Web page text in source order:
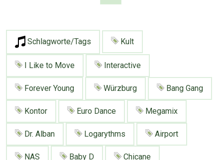
Schlagworte/Tags Kult
I Like to Move Interactive
Forever Young Würzburg Bang Gang
Kontor Euro Dance Megamix
Dr. Alban Logarythms Airport
NAS Baby D Chicane